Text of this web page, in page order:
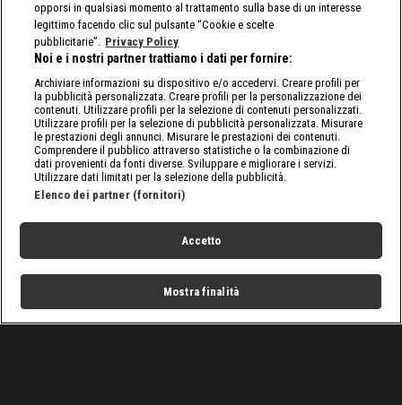
opporsi in qualsiasi momento al trattamento sulla base di un interesse
legittimo facendo clic sul pulsante “Cookie e scelte
pubblicitarie”. Privacy Policy
Noi e i nostri partner trattiamo i dati per fornire:
Archiviare informazioni su dispositivo e/o accedervi. Creare profili per
la pubblicità personalizzata. Creare profili per la personalizzazione dei
contenuti. Utilizzare profili per la selezione di contenuti personalizzati.
Utilizzare profili per la selezione di pubblicità personalizzata. Misurare
le prestazioni degli annunci. Misurare le prestazioni dei contenuti.
Comprendere il pubblico attraverso statistiche o la combinazione di
dati provenienti da fonti diverse. Sviluppare e migliorare i servizi.
Utilizzare dati limitati per la selezione della pubblicità.
Elenco dei partner (fornitori)
Accetto
Mostra finalità